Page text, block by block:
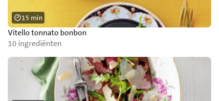
Vitello tonnato bonbon
10 ingrediënten
15 min